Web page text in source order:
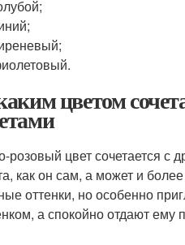
цветом
розовый цвет сочетается с
как он сам, а может и
оттенки, но особенно
а спокойно отдают ему